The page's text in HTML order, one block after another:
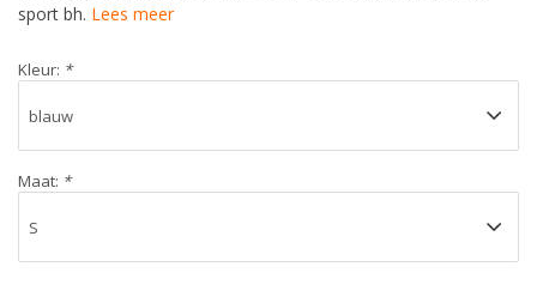
sport bh. Lees meer
Kleur: *
Maat: *